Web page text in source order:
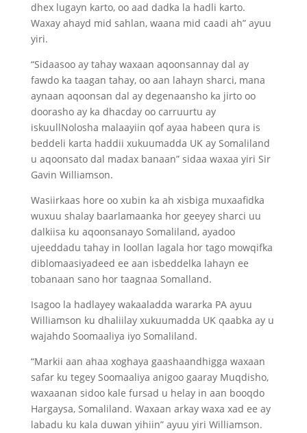
dhex lugayn karto, oo aad dadka la hadli karto.
Waxay ahayd mid sahlan, waana mid caadi ah” ayuu
yiri.
“Sidaasoo ay tahay waxaan aqoonsannay dal ay
fawdo ka taagan tahay, oo aan lahayn sharci, mana
aynaan aqoonsan dal ay degenaansho ka jirto oo
doorasho ay ka dhacday oo carruurtu ay
iskuullNolosha malaayiin qof ayaa habeen qura is
beddeli karta haddii xukuumadda UK ay Somaliland
u aqoonsato dal madax banaan” sidaa waxaa yiri Sir
Gavin Williamson.
Wasiirkaas hore oo xubin ka ah xisbiga muxaafidka
wuxuu shalay baarlamaanka hor geeyey sharci uu
dalkiisa ku aqoonsanayo Somaliland, ayadoo
ujeeddadu tahay in loollan lagala hor tago mowqifka
diblomaasiyadeed ee aan isbeddelka lahayn ee
tobanaan sano hor taagnaa Somalland.
Isagoo la hadlayey wakaaladda wararka PA ayuu
Williamson ku dhaliilay xukuumadda UK qaabka ay u
wajahdo Soomaaliya iyo Somaliland.
“Markii aan ahaa xoghaya gaashaandhigga waxaan
safar ku tegey Soomaaliya anigoo gaaray Muqdisho,
waxaanan sidoo kale fursad u helay in aan booqdo
Hargaysa, Somaliland. Waxaan arkay waxa xad ee ay
labadu ku kala duwan yihiin” ayuu yiri Williamson.